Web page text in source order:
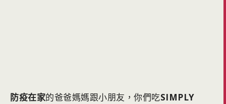
防疫在家的爸爸媽媽跟小朋友，你們吃SIMPLY